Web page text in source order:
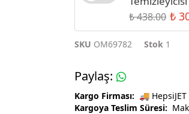
₺ 438.00 ₺
SKU OM69782 Stok 1
Paylaş:
Kargo Firması: 🚚
Kargoya Teslim Süresi: